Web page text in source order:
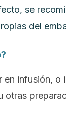
se
del
en infusión, o
otras